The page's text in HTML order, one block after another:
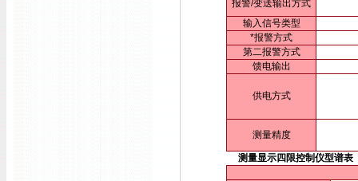
报警/变送输出方式
输入信号类型
*报警方式
第二报警方式
馈电输出
供电方式
测量精度
测量显示四限控制仪型谱表